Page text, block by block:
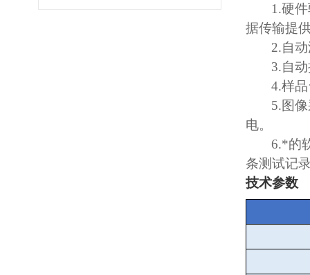
1.硬
据传输提
2.自
3.自
4.样
5.图
电。
6.*的
条测试记
技术参数